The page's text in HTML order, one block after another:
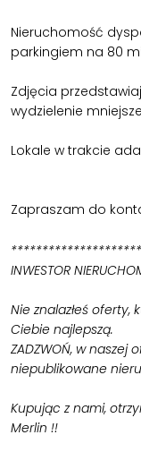
Nieruchomość
parkingiem na 80
Zdjęcia
wydzielenie
Lokale w trakcie
Zapraszam do
INWESTOR
Nie znalazłeś oferty,
Ciebie najlepszą.
ZADZWOŃ, w
niepublikowane
Kupując z nami,
Merlin !!